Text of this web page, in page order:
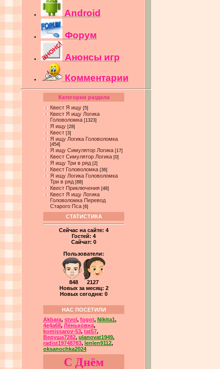
Android
Форум
Анонсы игр
Комментарии
Категории раздела
Квест Я ищу [5]
Квест Я ищу Логика
Головоломка [1323]
Я ищу [28]
Квест [3]
Я ищу Логика Головоломка
[454]
Я ищу Симулятор Логика [17]
Квест Симулятор Логика [0]
Я ищу Три в ряд [2]
Квест Головоломка [36]
Я ищу Логика Головоломка
Три в ряд [88]
Квест Приключения [48]
Квест Я ищу Логика
Головоломка Перевод
Старого Пса [6]
СТАТИСТИКА
Сейчас на сайте: 4
Гостей: 4
Сайчат: 0
Пользователи:
848 2127
Новых за месяц: 2
Новых сегодня: 0
НАС ПОСЕТИЛИ
Akbara, stvol , fogot, Nikita1,
4e4a68, Лёньковна,
komissarov-53, tat57,
Веруша7282, ulanovat1949,
radist19748783, lenlen9112,
oksanochka2024
С Днём